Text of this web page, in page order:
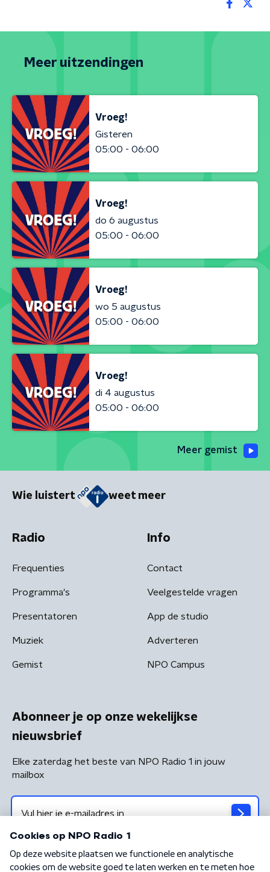
Meer uitzendingen
Vroeg!
Gisteren
05:00 - 06:00
Vroeg!
do 6 augustus
05:00 - 06:00
Vroeg!
wo 5 augustus
05:00 - 06:00
Vroeg!
di 4 augustus
05:00 - 06:00
Meer gemist
Wie luistert weet meer
Radio
Frequenties
Programma's
Presentatoren
Muziek
Gemist
Info
Contact
Veelgestelde vragen
App de studio
Adverteren
NPO Campus
Abonneer je op onze wekelijkse
nieuwsbrief
Elke zaterdag het beste van NPO Radio 1 in jouw
mailbox